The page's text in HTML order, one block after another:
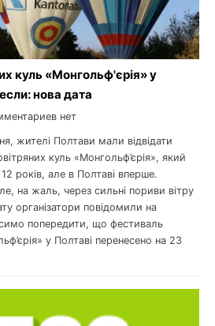
куль «Монгольф'єрія» у
нова дата
нет
жителі Полтави мали відвідати
куль «Монгольф’єрія», який
років, але в Полтаві вперше.
на жаль, через сильні пориви вітру
організатори повідомили на
попередити, що фестиваль
у Полтаві перенесено на 23